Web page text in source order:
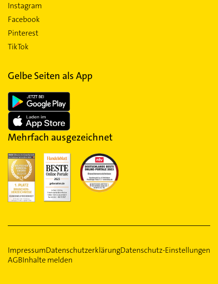
Instagram
Facebook
Pinterest
TikTok
Gelbe Seiten als App
Mehrfach ausgezeichnet
ImpressumDatenschutzerklärungDatenschutz-Einstellungen
AGBInhalte melden